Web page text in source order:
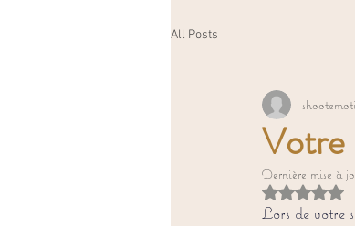
All Posts
Votre
Dernière mise à
Noté NaN
Lors de votre